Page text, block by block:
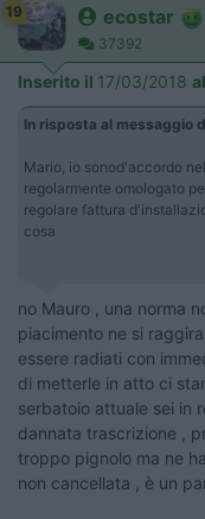
19 ecostar
37392
Inserito il 17/03/2018
In risposta al messaggio
Mario, io sonod'accordo
regolarmente omologato
regolare fattura
cosa
no Mauro , una norma
piacimento ne si
essere radiati con
di metterle in atto ci
serbatoio attuale sei in
dannata trascrizione ,
troppo pignolo ma ne
non cancellata , è un